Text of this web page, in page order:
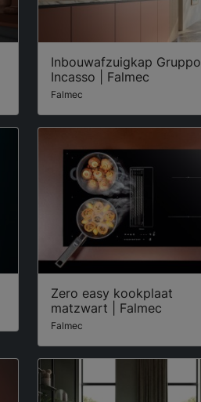
Inbouwafzuigkap Gruppo
Incasso | Falmec
Falmec
Zero easy kookplaat
matzwart | Falmec
Falmec